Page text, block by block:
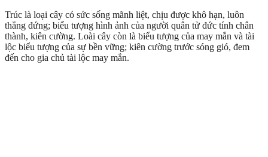
Trúc là loại cây có sức sống mãnh liệt, chịu được khô hạn, luôn
thẳng đứng; biểu tượng hình ảnh của người quân tử đức tính chân
thành, kiên cường. Loài cây còn là biểu tượng của may mắn và tài
lộc biểu tượng của sự bền vững; kiên cường trước sóng gió, đem
đến cho gia chủ tài lộc may mắn.